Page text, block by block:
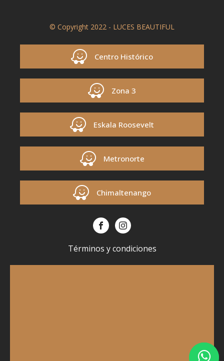
© Copyright 2022 - LUCES BEAUTIFUL
Centro Histórico
Zona 3
Eskala Roosevelt
Metronorte
Chimaltenango
Términos y condiciones